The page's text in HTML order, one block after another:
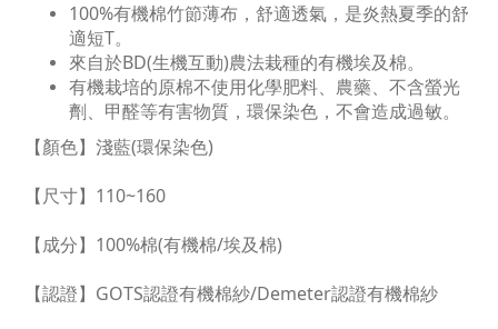
100%有機棉竹節薄布，舒適透氣，是炎熱夏季的舒
適短T。
來自於BD(生機互動)農法栽種的有機埃及棉。
有機栽培的原棉不使用化學肥料、農藥、不含螢光
劑、甲醛等有害物質，環保染色，不會造成過敏。
【顏色】淺藍(環保染色)
【尺寸】110~160
【成分】100%棉(有機棉/埃及棉)
【認證】GOTS認證有機棉紗/Demeter認證有機棉紗